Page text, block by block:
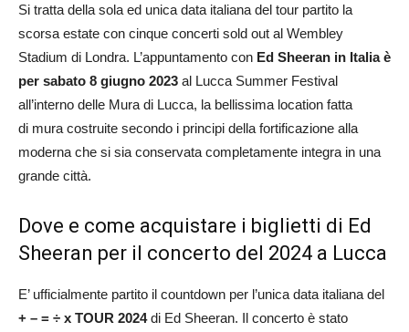
Si tratta della sola ed unica data italiana del tour partito la
scorsa estate con cinque concerti sold out al Wembley
Stadium di Londra. L’appuntamento con Ed Sheeran in Italia è
per sabato 8 giugno 2023 al Lucca Summer Festival
all’interno delle Mura di Lucca, la bellissima location fatta
di mura costruite secondo i principi della fortificazione alla
moderna che si sia conservata completamente integra in una
grande città.
Dove e come acquistare i biglietti di Ed
Sheeran per il concerto del 2024 a Lucca
E’ ufficialmente partito il countdown per l’unica data italiana del
+ – = ÷ x TOUR 2024di Ed Sheeran. Il concerto è stato